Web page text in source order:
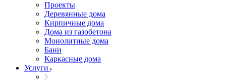
Проекты
Деревянные дома
Кирпичные дома
Дома из газобетона
Монолитные дома
Бани
Каркасные дома
Услуги